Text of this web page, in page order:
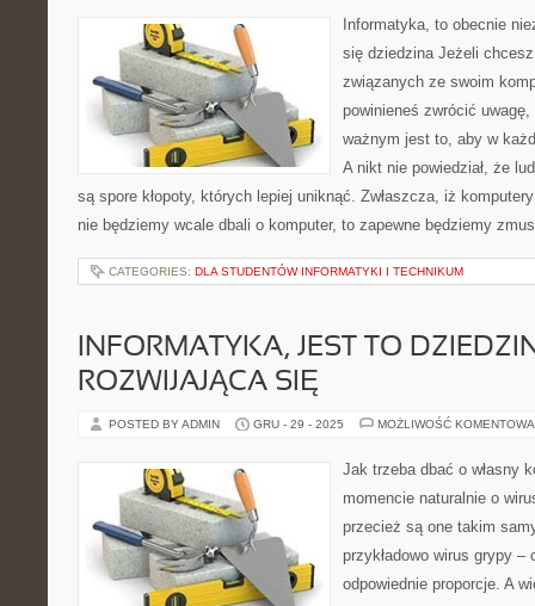
Informatyka, to obecnie
się dziedzina Jeżeli chcesz
związanych ze swoim
powinieneś zwrócić
ważnym jest to, aby w
A nikt nie powiedział, że
są spore kłopoty, których lepiej uniknąć. Zwłaszcza, iż
nie będziemy wcale dbali o komputer, to zapewne będziemy
CATEGORIES: DLA STUDENTÓW INFORMATYKI I TECHNIKUM
INFORMATYKA, JEST TO
ROZWIJAJĄCA SIĘ
POSTED BY ADMIN GRU - 29 - 2025 MOŻLIWOŚĆ
Jak trzeba dbać o własny
momencie naturalnie o
przecież są one takim
przykładowo wirus grypy
odpowiednie proporcje. A